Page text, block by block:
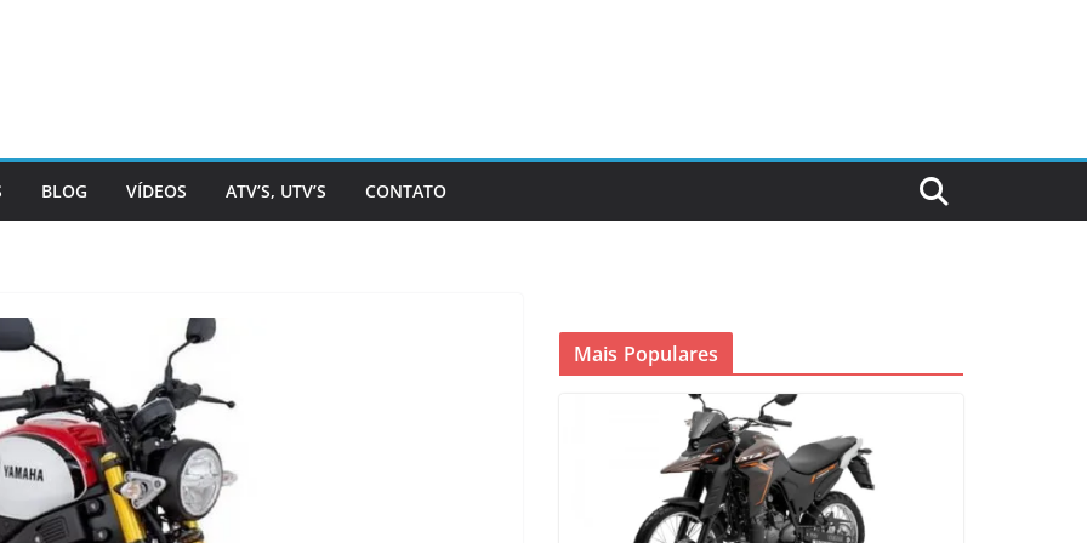
BLOG VÍDEOS ATV’S, UTV’S CONTATO
Mais Populares